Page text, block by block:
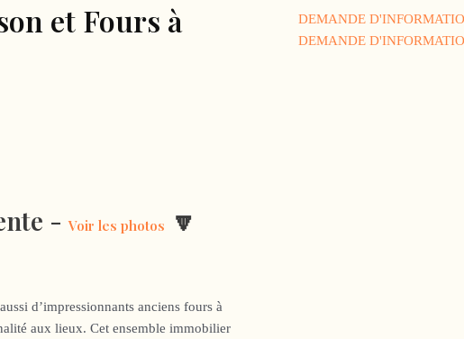
et Fours à
-Voir les photos 🔽
d’impressionnants anciens fours à
aux lieux. Cet ensemble immobilier
DEMANDE
DEMANDE